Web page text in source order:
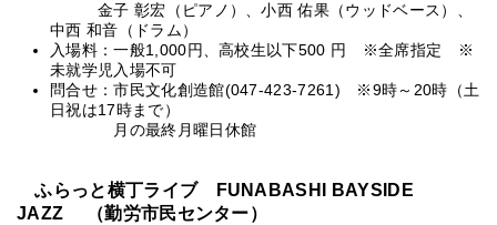
金子 彰宏（ピアノ）、小西 佑果（ウッドベース）、
中西 和音（ドラム）
入場料：一般1,000円、高校生以下500 円 ※全席指定 ※
未就学児入場不可
問合せ：市民文化創造館(047-423-7261) ※9時～20時（土
日祝は17時まで）
月の最終月曜日休館
ふらっと横丁ライブ FUNABASHI BAYSIDE
JAZZ （勤労市民センター）